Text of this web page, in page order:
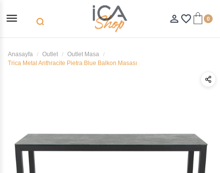
menu search person_outline favorite_border 0
Anasayfa Outlet
Outlet Masa
Trica Metal Anthracite Pietra Blue Balkon Masası